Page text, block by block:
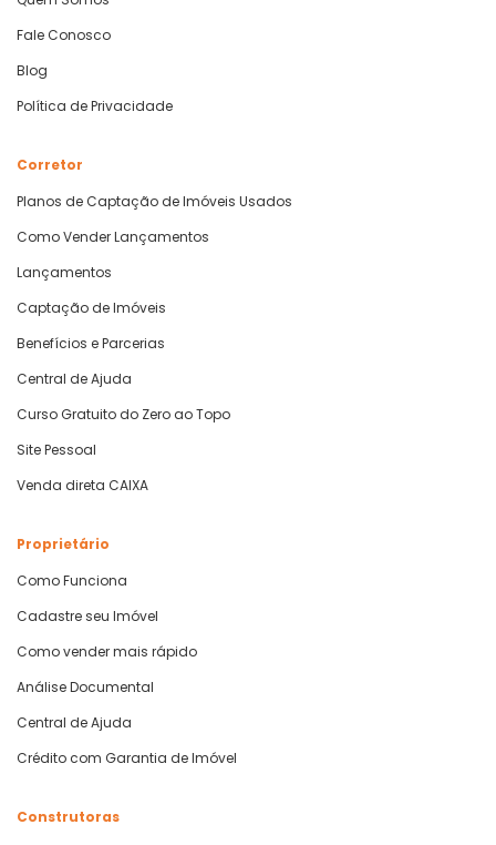
Fale Conosco
Blog
Política de Privacidade
Corretor
Planos de Captação de Imóveis Usados
Como Vender Lançamentos
Lançamentos
Captação de Imóveis
Benefícios e Parcerias
Central de Ajuda
Curso Gratuito do Zero ao Topo
Site Pessoal
Venda direta CAIXA
Proprietário
Como Funciona
Cadastre seu Imóvel
Como vender mais rápido
Análise Documental
Central de Ajuda
Crédito com Garantia de Imóvel
Construtoras